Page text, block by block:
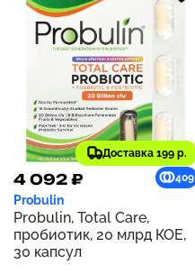
Доставка 199 р.
4 092 ₽ 409
Probulin
Probulin, Total Care,
пробиотик, 20 млрд КОЕ,
30 капсул